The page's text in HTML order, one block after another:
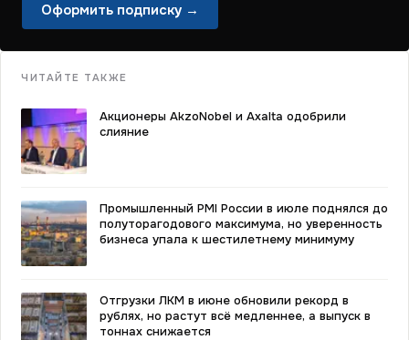
Оформить подписку →
ЧИТАЙТЕ ТАКЖЕ
Акционеры AkzoNobel и Axalta одобрили
слияние
Промышленный PMI России в июле поднялся до
полуторагодового максимума, но уверенность
бизнеса упала к шестилетнему минимуму
Отгрузки ЛКМ в июне обновили рекорд в
рублях, но растут всё медленнее, а выпуск в
тоннах снижается